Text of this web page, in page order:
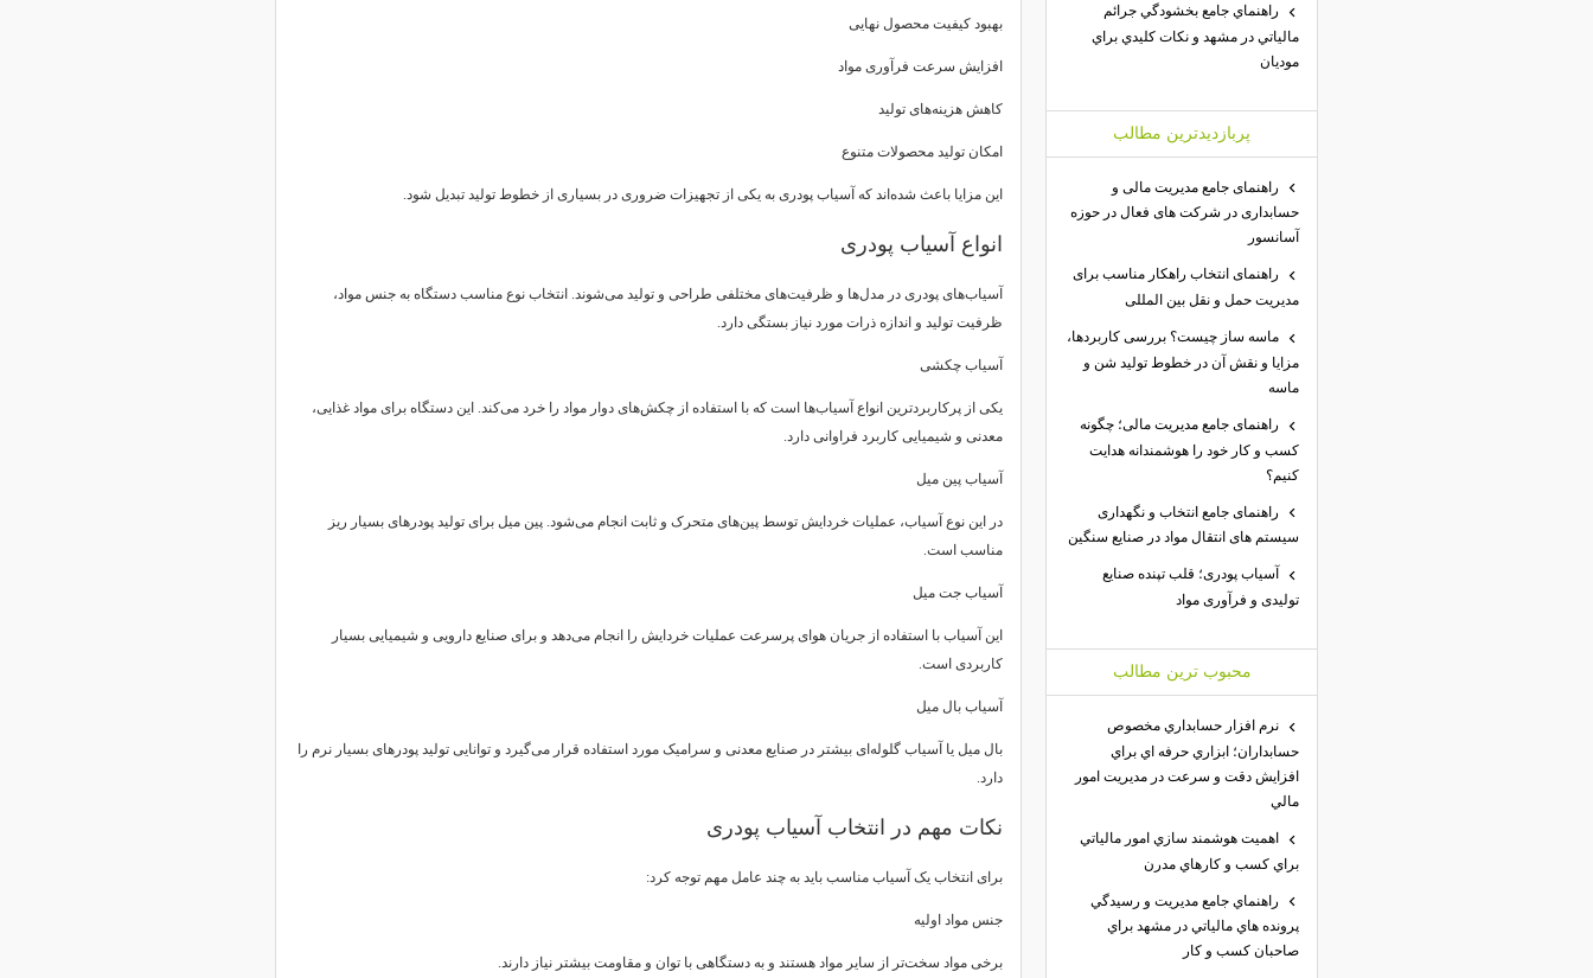
بهبود کیفیت محصول نهایی
افزایش سرعت فرآوری مواد
کاهش هزینه‌های تولید
امکان تولید محصولات متنوع
این مزایا باعث شده‌اند که آسیاب پودری به یکی از تجهیزات ضروری در بسیاری از خطوط تولید تبدیل شود.
انواع آسیاب پودری
آسیاب‌های پودری در مدل‌ها و ظرفیت‌های مختلفی طراحی و تولید می‌شوند. انتخاب نوع مناسب دستگاه به جنس مواد،
ظرفیت تولید و اندازه ذرات مورد نیاز بستگی دارد.
آسیاب چکشی
یکی از پرکاربردترین انواع آسیاب‌ها است که با استفاده از چکش‌های دوار مواد را خرد می‌کند. این دستگاه برای مواد غذایی،
معدنی و شیمیایی کاربرد فراوانی دارد.
آسیاب پین میل
در این نوع آسیاب، عملیات خردایش توسط پین‌های متحرک و ثابت انجام می‌شود. پین میل برای تولید پودرهای بسیار ریز
مناسب است.
آسیاب جت میل
این آسیاب با استفاده از جریان هوای پرسرعت عملیات خردایش را انجام می‌دهد و برای صنایع دارویی و شیمیایی بسیار
کاربردی است.
آسیاب بال میل
بال میل یا آسیاب گلوله‌ای بیشتر در صنایع معدنی و سرامیک مورد استفاده قرار می‌گیرد و توانایی تولید پودرهای بسیار نرم را
دارد.
نکات مهم در انتخاب آسیاب پودری
برای انتخاب یک آسیاب مناسب باید به چند عامل مهم توجه کرد:
جنس مواد اولیه
برخی مواد سخت‌تر از سایر مواد هستند و به دستگاهی با توان و مقاومت بیشتر نیاز دارند.
راهنماي جامع بخشودگي جرائم
مالياتي در مشهد و نكات كليدي براي
موديان
پربازديدترين مطالب
راهنمای جامع مدیریت مالی و
حسابداری در شرکت های فعال در حوزه
آسانسور
راهنمای انتخاب راهکار مناسب برای
مدیریت حمل و نقل بین المللی
ماسه ساز چیست؟ بررسی کاربردها،
مزایا و نقش آن در خطوط تولید شن و
ماسه
راهنمای جامع مدیریت مالی؛ چگونه
کسب و کار خود را هوشمندانه هدایت
کنیم؟
راهنمای جامع انتخاب و نگهداری
سیستم های انتقال مواد در صنایع سنگین
آسیاب پودری؛ قلب تپنده صنایع
تولیدی و فرآوری مواد
محبوب ترين مطالب
نرم افزار حسابداري مخصوص
حسابداران؛ ابزاري حرفه اي براي
افزايش دقت و سرعت در مديريت امور
مالي
اهميت هوشمند سازي امور مالياتي
براي كسب و كارهاي مدرن
راهنماي جامع مديريت و رسيدگي
پرونده هاي مالياتي در مشهد براي
صاحبان كسب و كار